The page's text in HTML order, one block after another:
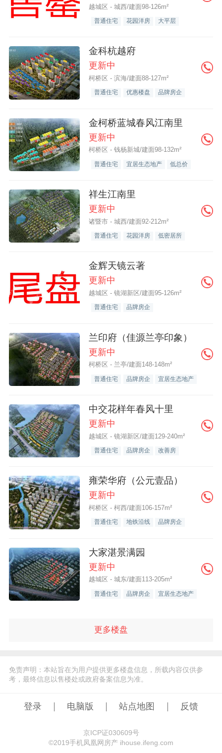
越城区 - 城西/建面98-126m²
普通住宅 花园洋房 大平层
金科杭越府
更新中
柯桥区 - 滨海/建面88-127m²
普通住宅 优惠楼盘 品牌房企
金柯桥蓝城春风江南里
更新中
柯桥区 - 钱杨新城/建面98-132m²
普通住宅 宜居生态地产 低总价
祥生江南里
更新中
诸暨市 - 城西/建面92-212m²
普通住宅 花园洋房 低密居所
金辉天镜云著
更新中
越城区 - 镜湖新区/建面95-126m²
普通住宅 品牌房企
兰印府（佳源兰亭印象）
更新中
柯桥区 - 兰亭/建面148-148m²
普通住宅 品牌房企 宜居生态地产
中交花样年春风十里
更新中
越城区 - 镜湖新区/建面129-240m²
普通住宅 品牌房企 改善房
雍荣华府（公元壹品）
更新中
柯桥区 - 柯西/建面106-157m²
普通住宅 地铁沿线 品牌房企
大家湛景满园
更新中
越城区 - 城东/建面113-205m²
普通住宅 品牌房企 宜居生态地产
更多楼盘
免责声明：本站旨在为用户提供更多楼盘信息，所载内容仅供参
考，最终信息以售楼处或政府备案信息为准。
登录 电脑版 站点地图 反馈
京ICP证030609号
©️2019手机凤凰网房产 ihouse.ifeng.com